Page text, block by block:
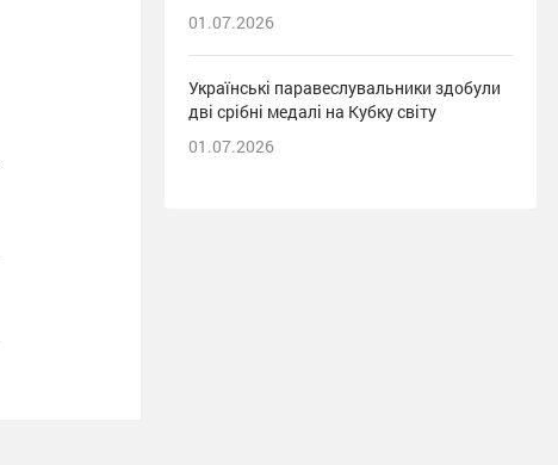
01.07.2026
Українські паравеслувальники здобули
дві срібні медалі на Кубку світу
01.07.2026